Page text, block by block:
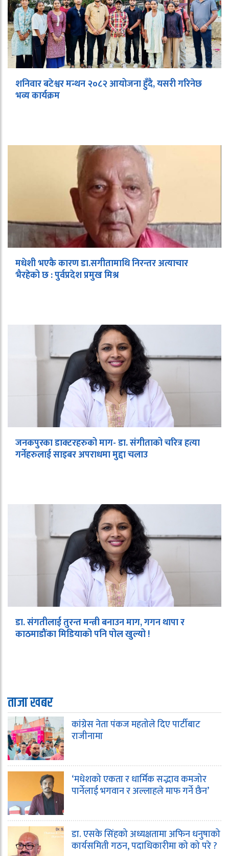
शनिवार बटेश्वर मन्थन २०८२ आयोजना हुँदै, यसरी गरिनेछ
भव्य कार्यक्रम
मधेशी भएकै कारण डा.सगीतामाथि निरन्तर अत्याचार
भैरहेको छ : पुर्वप्रदेश प्रमुख मिश्र
जनकपुरका डाक्टरहरुको माग- डा. संगीताको चरित्र हत्या
गर्नेहरुलाई साइबर अपराधमा मुद्दा चलाउ
डा. संगतीलाई तुरन्त मन्त्री बनाउन माग, गगन थापा र
काठमाडौंका मिडियाको पनि पोल खुल्यो !
ताजा खबर
कांग्रेस नेता पंकज महतोले दिए पार्टीबाट
राजीनामा
‘मधेशको एकता र धार्मिक सद्भाव कमजोर
पार्नेलाई भगवान र अल्लाहले माफ गर्ने छैन’
डा. एसके सिंहको अध्यक्षतामा अफिन धनुषाको
कार्यसमिती गठन, पदाधिकारीमा को को परे ?